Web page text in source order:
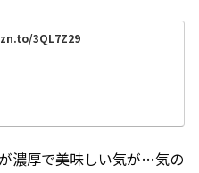
3QL7Z29
濃厚で美味しい気が…気の